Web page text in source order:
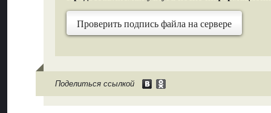
Проверить подпись файла на сервере
Поделиться ссылкой